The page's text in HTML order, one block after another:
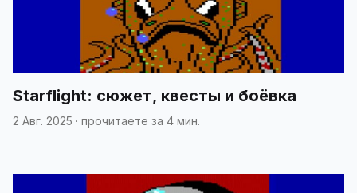
Starflight: сюжет, квесты и боёвка
2 Авг. 2025 · прочитаете за 4 мин.